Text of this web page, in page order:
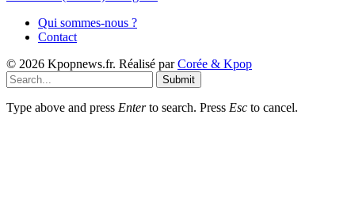
Qui sommes-nous ?
Contact
© 2026 Kpopnews.fr. Réalisé parCorée & Kpop
Submit
Type above and press Enterto search. Press Esc to cancel.